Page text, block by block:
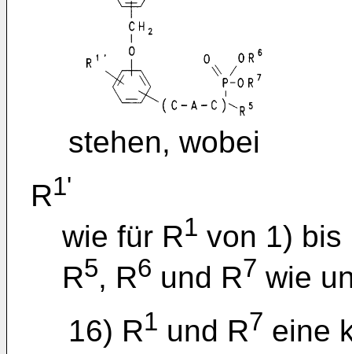
stehen, wobei
R1'
wie für R1 von 1) bis
R5, R6 und R7 wie
16) R1 und R7 eine